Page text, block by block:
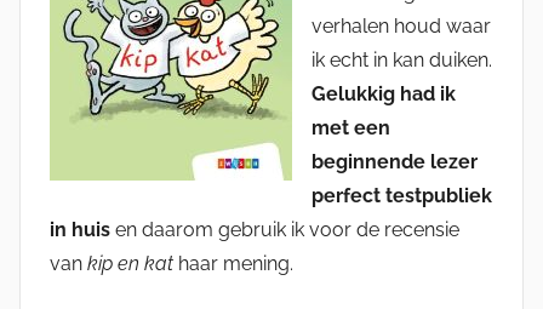
verhalen houd waar
ik echt in kan duiken.
Gelukkig had ik
met een
beginnende lezer
perfect testpubliek
in huis en daarom gebruik ik voor de recensie
van kip en kat haar mening.